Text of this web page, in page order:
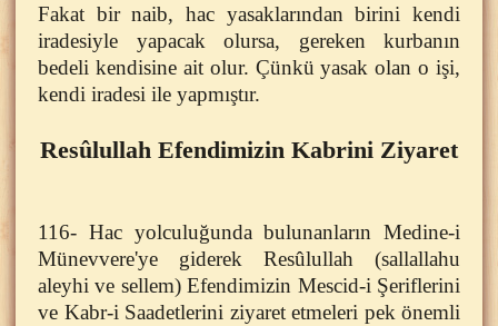
Fakat bir naib, hac yasaklarından birini kendi
iradesiyle yapacak olursa, gereken kurbanın
bedeli kendisine ait olur. Çünkü yasak olan o işi,
kendi iradesi ile yapmıştır.
Resûlullah Efendimizin Kabrini Ziyaret
116- Hac yolculuğunda bulunanların Medine-i
Münevvere'ye giderek Resûlullah (sallallahu
aleyhi ve sellem) Efendimizin Mescid-i Şeriflerini
ve Kabr-i Saadetlerini ziyaret etmeleri pek önemli